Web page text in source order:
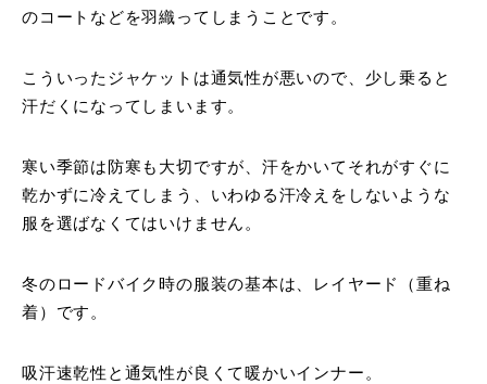
のコートなどを羽織ってしまうことです。
こういったジャケットは通気性が悪いので、少し乗ると
汗だくになってしまいます。
寒い季節は防寒も大切ですが、汗をかいてそれがすぐに
乾かずに冷えてしまう、いわゆる汗冷えをしないような
服を選ばなくてはいけません。
冬のロードバイク時の服装の基本は、レイヤード（重ね
着）です。
吸汗速乾性と通気性が良くて暖かいインナー。